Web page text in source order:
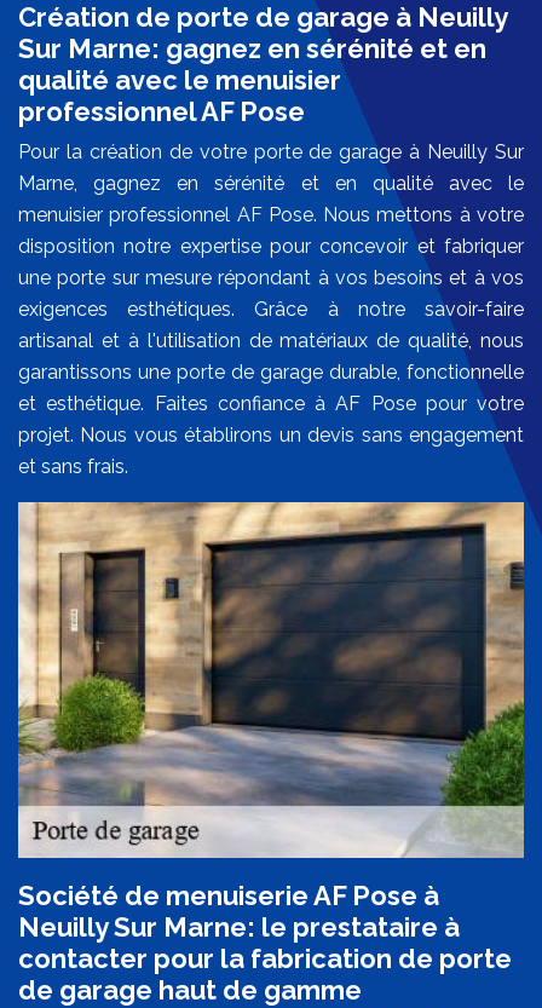
Création de porte de garage à Neuilly
Sur Marne: gagnez en sérénité et en
qualité avec le menuisier
professionnel AF Pose
Pour la création de votre porte de garage à Neuilly Sur
Marne, gagnez en sérénité et en qualité avec le
menuisier professionnel AF Pose. Nous mettons à votre
disposition notre expertise pour concevoir et fabriquer
une porte sur mesure répondant à vos besoins et à vos
exigences esthétiques. Grâce à notre savoir-faire
artisanal et à l'utilisation de matériaux de qualité, nous
garantissons une porte de garage durable, fonctionnelle
et esthétique. Faites confiance à AF Pose pour votre
projet. Nous vous établirons un devis sans engagement
et sans frais.
Société de menuiserie AF Pose à
Neuilly Sur Marne: le prestataire à
contacter pour la fabrication de porte
de garage haut de gamme